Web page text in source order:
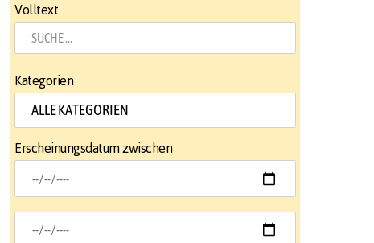
Volltext
Kategorien
Erscheinungsdatum zwischen